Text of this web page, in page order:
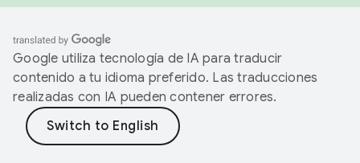
Google utiliza tecnología de IA para traducir
contenido a tu idioma preferido. Las traducciones
realizadas con IA pueden contener errores.